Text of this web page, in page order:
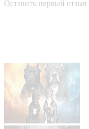
Оставить первый отзыв